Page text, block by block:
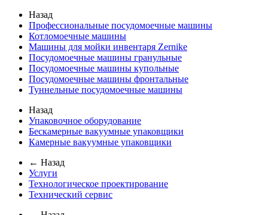
Назад
Профессиональные посудомоечные машины
Котломоечные машины
Машины для мойки инвентаря Zernike
Посудомоечные машины гранульные
Посудомоечные машины купольные
Посудомоечные машины фронтальные
Туннельные посудомоечные машины
Назад
Упаковочное оборудование
Бескамерные вакуумные упаковщики
Камерные вакуумные упаковщики
← Назад
Услуги
Технологическое проектирование
Технический сервис